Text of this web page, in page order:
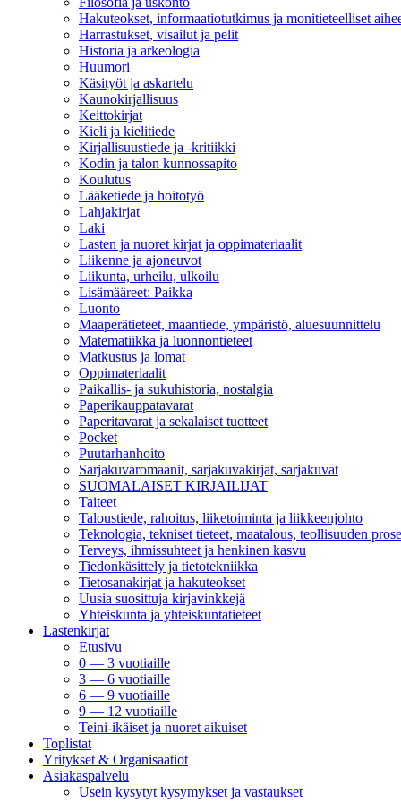
Hakuteokset, informaatiotutkimus ja monitieteelliset
Harrastukset, visailut ja pelit
Historia ja arkeologia
Huumori
Käsityöt ja askartelu
Kaunokirjallisuus
Keittokirjat
Kieli ja kielitiede
Kirjallisuustiede ja -kritiikki
Kodin ja talon kunnossapito
Koulutus
Lääketiede ja hoitotyö
Lahjakirjat
Laki
Lasten ja nuoret kirjat ja oppimateriaalit
Liikenne ja ajoneuvot
Liikunta, urheilu, ulkoilu
Lisämääreet: Paikka
Luonto
Maaperätieteet, maantiede, ympäristö, aluesuunnittelu
Matematiikka ja luonnontieteet
Matkustus ja lomat
Oppimateriaalit
Paikallis- ja sukuhistoria, nostalgia
Paperikauppatavarat
Paperitavarat ja sekalaiset tuotteet
Pocket
Puutarhanhoito
Sarjakuvaromaanit, sarjakuvakirjat, sarjakuvat
SUOMALAISET KIRJAILIJAT
Taiteet
Taloustiede, rahoitus, liiketoiminta ja liikkeenjohto
Teknologia, tekniset tieteet, maatalous, teollisuuden
Terveys, ihmissuhteet ja henkinen kasvu
Tiedonkäsittely ja tietotekniikka
Tietosanakirjat ja hakuteokset
Uusia suosittuja kirjavinkkejä
Yhteiskunta ja yhteiskuntatieteet
Lastenkirjat
Etusivu
0 — 3 vuotiaille
3 — 6 vuotiaille
6 — 9 vuotiaille
9 — 12 vuotiaille
Teini-ikäiset ja nuoret aikuiset
Toplistat
Yritykset & Organisaatiot
Asiakaspalvelu
Usein kysytyt kysymykset ja vastaukset